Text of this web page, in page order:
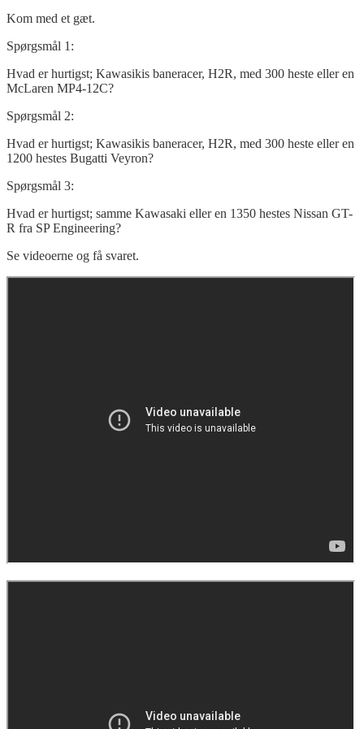
Kom med et gæt.
Spørgsmål 1:
Hvad er hurtigst; Kawasikis baneracer, H2R, med 300 heste eller en
McLaren MP4-12C?
Spørgsmål 2:
Hvad er hurtigst; Kawasikis baneracer, H2R, med 300 heste eller en
1200 hestes Bugatti Veyron?
Spørgsmål 3:
Hvad er hurtigst; samme Kawasaki eller en 1350 hestes Nissan GT-
R fra SP Engineering?
Se videoerne og få svaret.